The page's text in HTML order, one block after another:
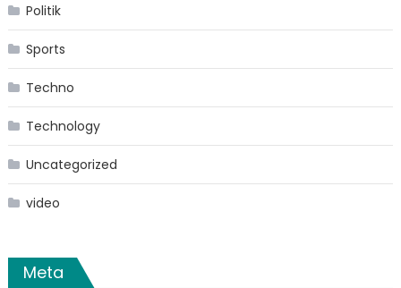
Politik
Sports
Techno
Technology
Uncategorized
video
Meta